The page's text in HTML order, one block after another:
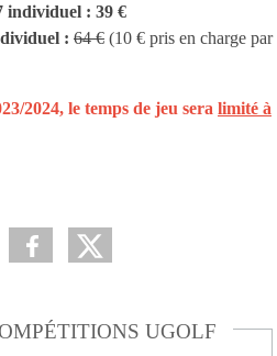
individuel : 39 €
: 64 € (10 € pris en charge par
2024, le temps de jeu sera limité à
UGOLF